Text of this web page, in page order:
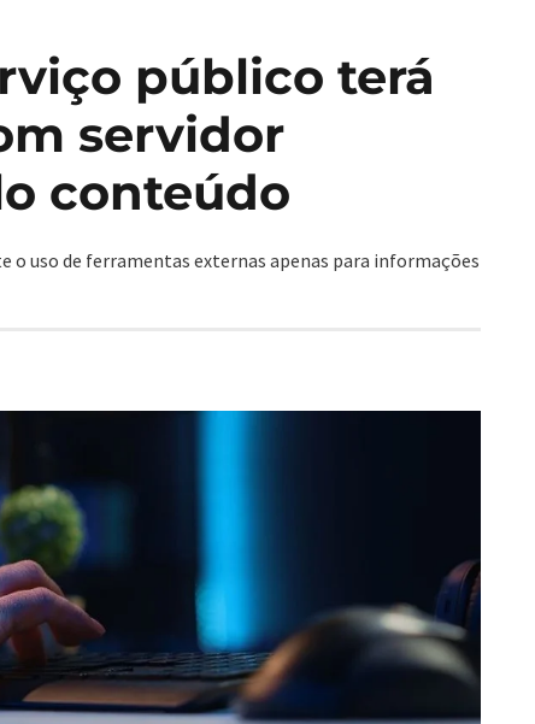
público terá
servidor
conteúdo
o uso de ferramentas externas apenas para informações